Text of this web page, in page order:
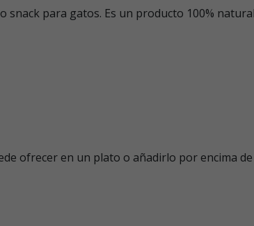
snack para gatos. Es un producto 100%
ofrecer en un plato o añadirlo por encima